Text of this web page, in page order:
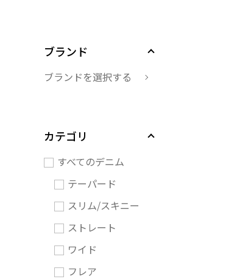
ブランド
ブランドを選択する
カテゴリ
すべてのデニム
テーパード
スリム/スキニー
ストレート
ワイド
フレア